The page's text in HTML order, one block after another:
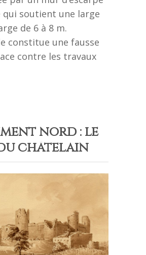
qui soutient une large
de 6 à 8 m.
constitue une fausse
contre les travaux
nord : le
châtelain